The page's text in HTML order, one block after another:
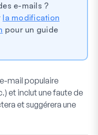
e-mails ?
la modification
pour un guide
mail populaire
et inclut une faute de
et suggérera une